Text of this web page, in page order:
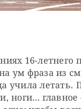
16-летнего
ум фраза из
учила летать.
ноги… главное